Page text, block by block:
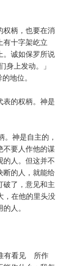
权柄，也要在消
有十字架屹立
。诚如保罗所说
上发动。」
地位。
表的权柄。神是
神是自主的，
不要人作他的谋
的人。但这并不
断的人，就能给
破了，意见和主
在他的里头没
人。
有看见 所作